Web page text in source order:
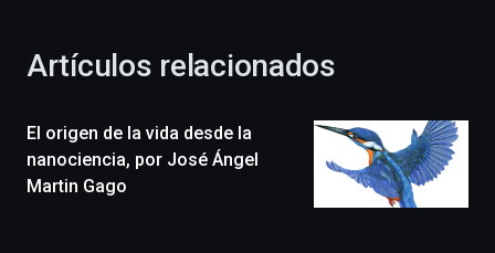
celebración
novena
edición
de
Artículos relacionados
El origen de la vida desde la
nanociencia, por José Ángel
Martin Gago